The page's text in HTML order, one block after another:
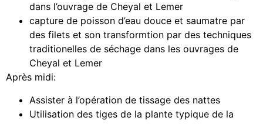
dans l’ouvrage de Cheyal et Lemer
capture de poisson d’eau douce et saumatre par
des filets et son transformtion par des techniques
traditionelles de séchage dans les ouvrages de
Cheyal et Lemer
Après midi:
Assister à l’opération de tissage des nattes
Utilisation des tiges de la plante typique de la